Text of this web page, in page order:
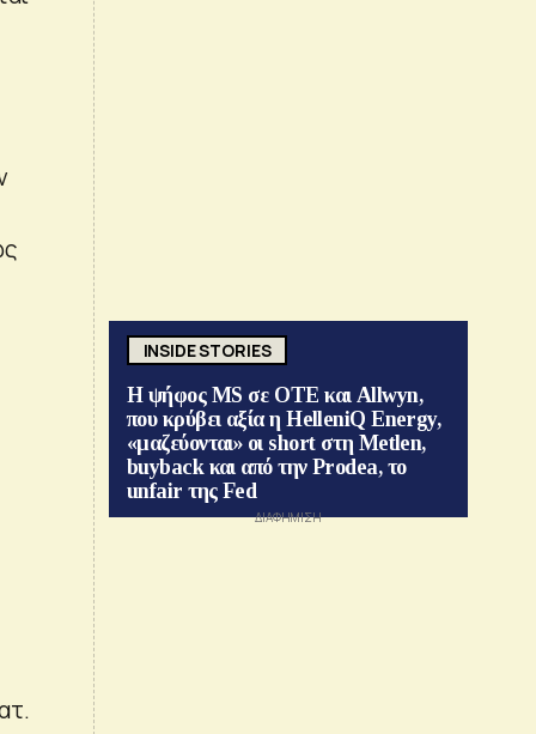
INSIDE STORIES
Η ψήφος MS σε ΟΤΕ και Allwyn,
που κρύβει αξία η HelleniQ Energy,
«μαζεύονται» οι short στη Metlen,
buyback και από την Prodea, το
unfair της Fed